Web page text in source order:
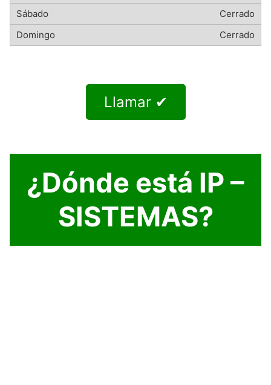
Cerrado
Cerrado
Llamar ✔
¿Dónde está IP –
SISTEMAS?